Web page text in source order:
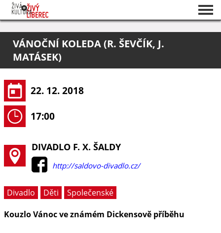
O projektu
Pořadatelé
VÁNOČNÍ KOLEDA (R. ŠEVČÍK, J.
MATÁSEK)
22. 12. 2018
17:00
DIVADLO F. X. ŠALDY
http://saldovo-divadlo.cz/
Divadlo Děti
Společenské
Kouzlo Vánoc ve známém Dickensově příběhu